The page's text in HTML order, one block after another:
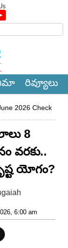
రివ్యూలు
2026 Check
8
వరకు..
యోగం?
6:00 am